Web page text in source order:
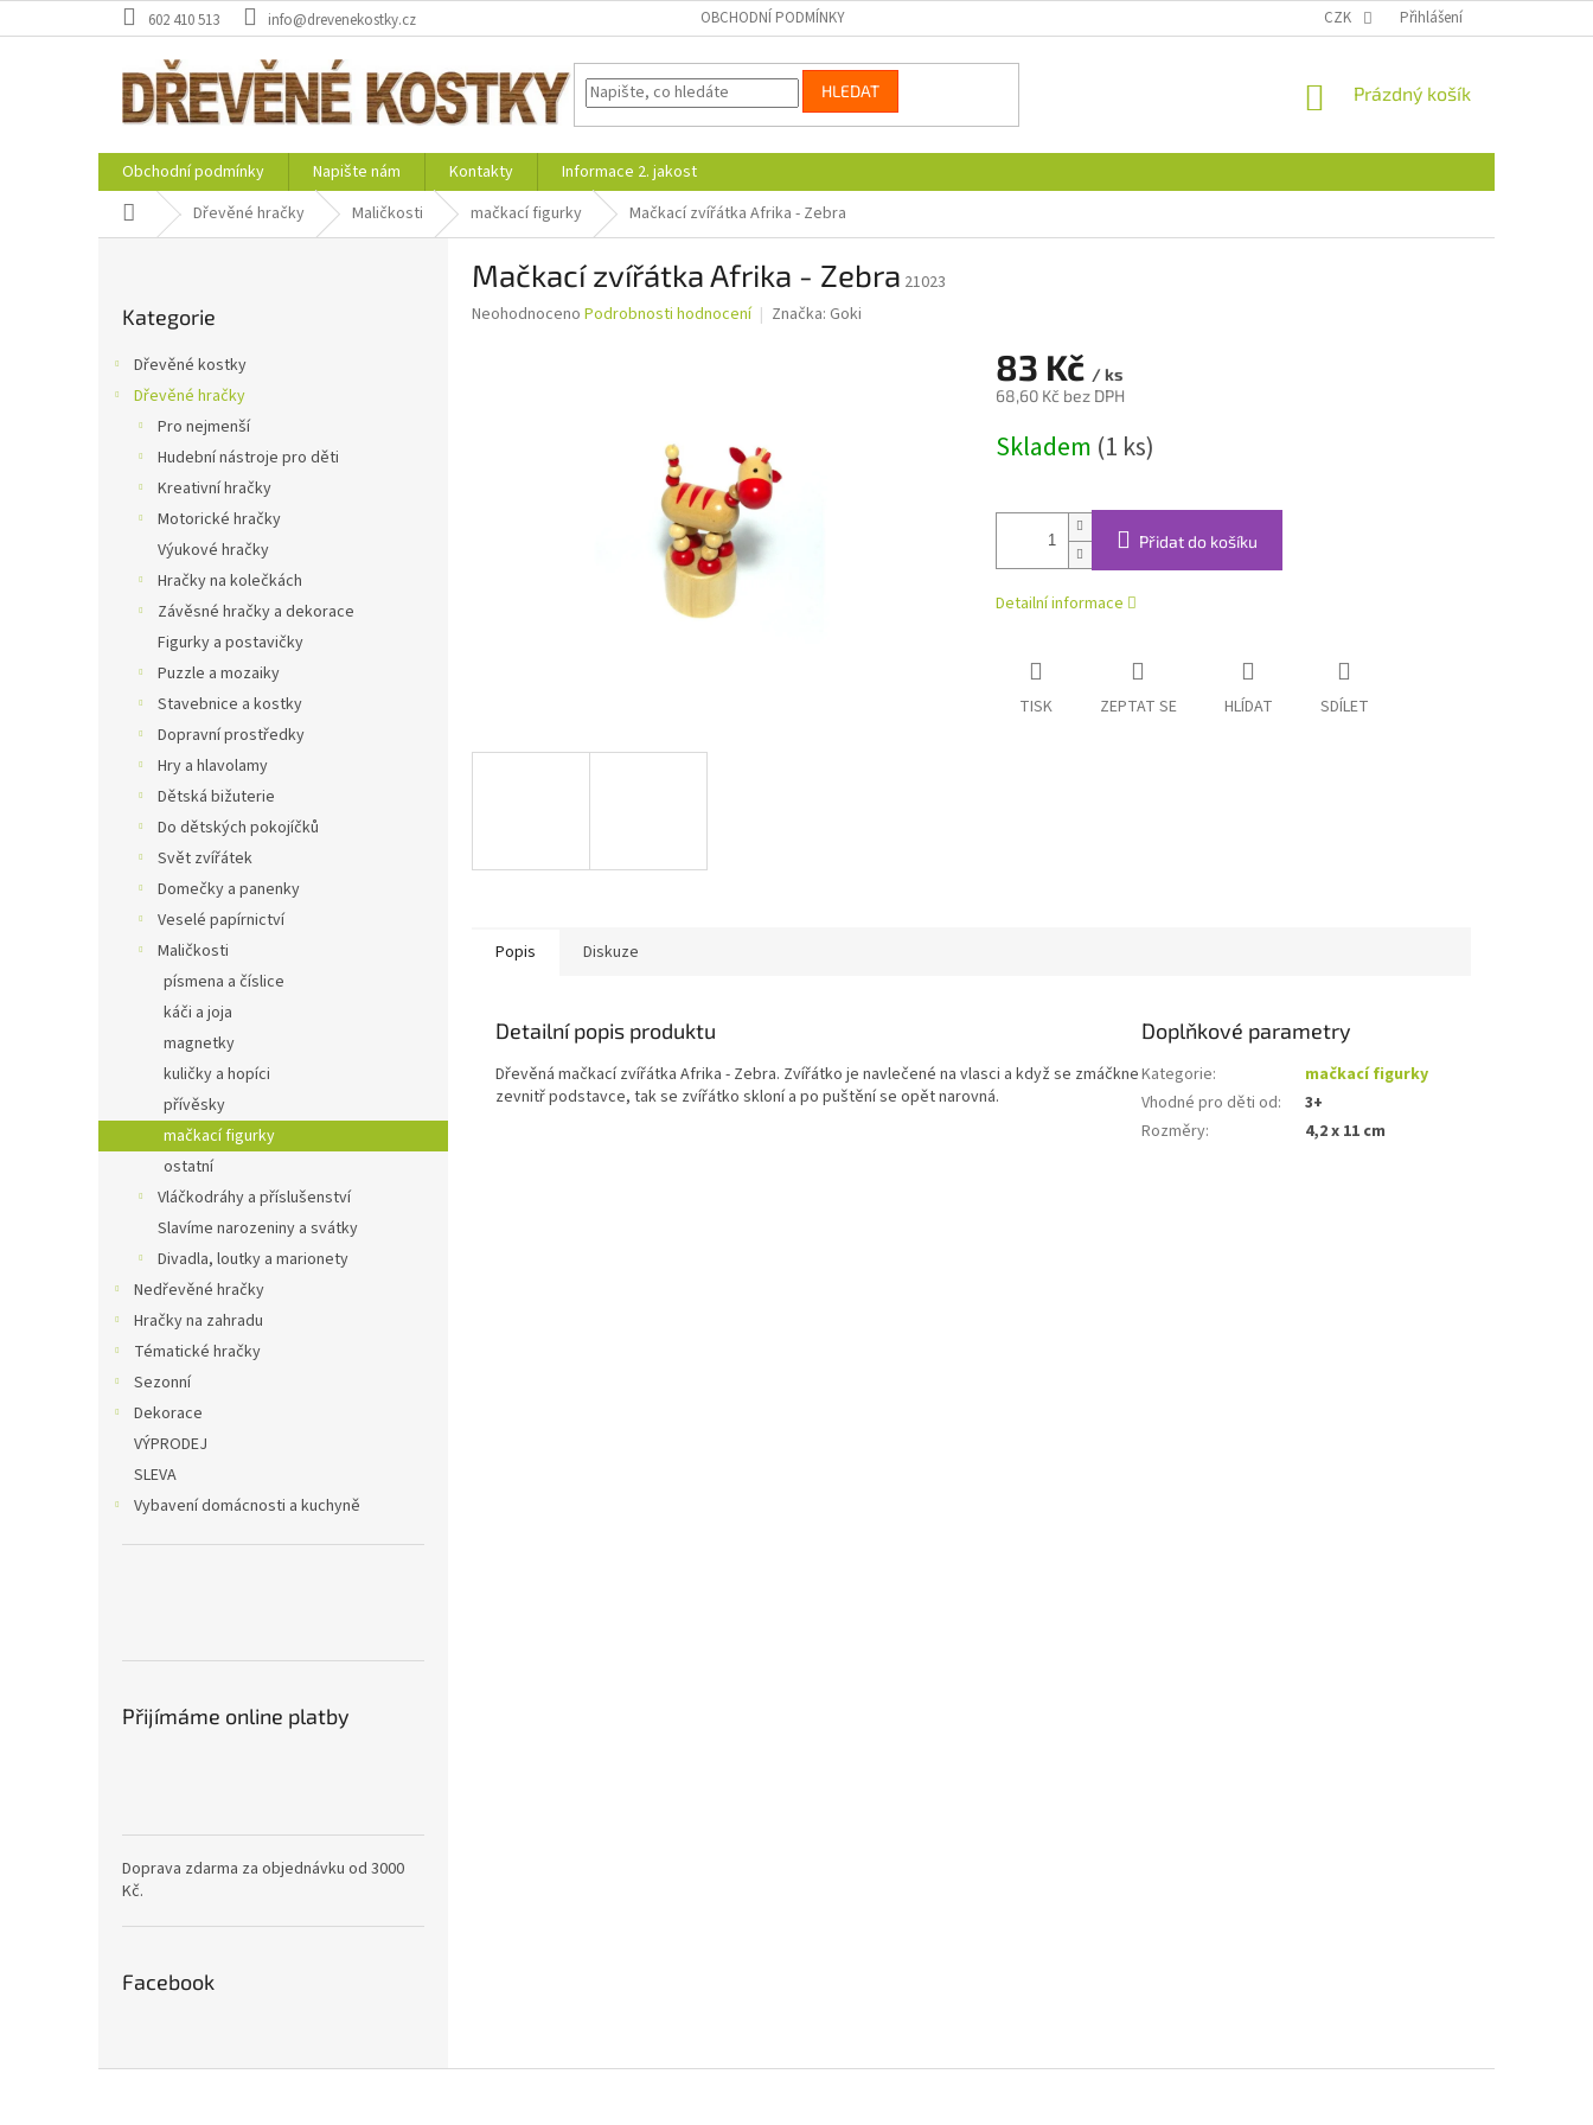
na
602 410 513 info@drevenekostky.cz OBCHODNÍ PODMÍNKY CZK Přihlášení
HLEDAT
NÁKUPNÍ
Prázdný košík
Obchodní podmínky Napište nám Kontakty
Informace 2. jakost
Domů Dřevěné hračky Maličkosti mačkací figurky Mačkací zvířátka Afrika - Zebra
kategorie
Kategorie
Dřevěné kostky
Dřevěné hračky
Pro nejmenší
Hudební nástroje pro děti
Kreativní hračky
Motorické hračky
Výukové hračky
Hračky na kolečkách
Závěsné hračky a dekorace
Figurky a postavičky
Puzzle a mozaiky
Stavebnice a kostky
Dopravní prostředky
Hry a hlavolamy
Dětská bižuterie
Do dětských pokojíčků
Svět zvířátek
Domečky a panenky
Veselé papírnictví
Maličkosti
písmena a číslice
káči a joja
magnetky
kuličky a hopíci
přívěsky
mačkací figurky
ostatní
Vláčkodráhy a příslušenství
Slavíme narozeniny a svátky
Divadla, loutky a marionety
Nedřevěné hračky
Hračky na zahradu
Tématické hračky
Sezonní
Dekorace
VÝPRODEJ
SLEVA
Vybavení domácnosti a kuchyně
Přijímáme online platby
Doprava zdarma za objednávku od 3000
Kč.
Facebook
Mačkací zvířátka Afrika - Zebra 21023
Průměrné
Neohodnoceno Podrobnosti hodnocení Značka: Goki
83 Kč / ks
68,60 Kč bez DPH
cena:
Skladem (1 ks)
Přidat do košíku
Detailní informace
TISK ZEPTAT SE HLÍDAT SDÍLET
Popis Diskuze
Detailní popis produktu
Dřevěná mačkací zvířátka Afrika - Zebra. Zvířátko je navlečené na vlasci a když se zmáčkne
zevnitř podstavce, tak se zvířátko skloní a po puštění se opět narovná.
Doplňkové parametry
Kategorie:
mačkací figurky
Vhodné pro děti od:
3+
Rozměry: 4,2 x 11 cm